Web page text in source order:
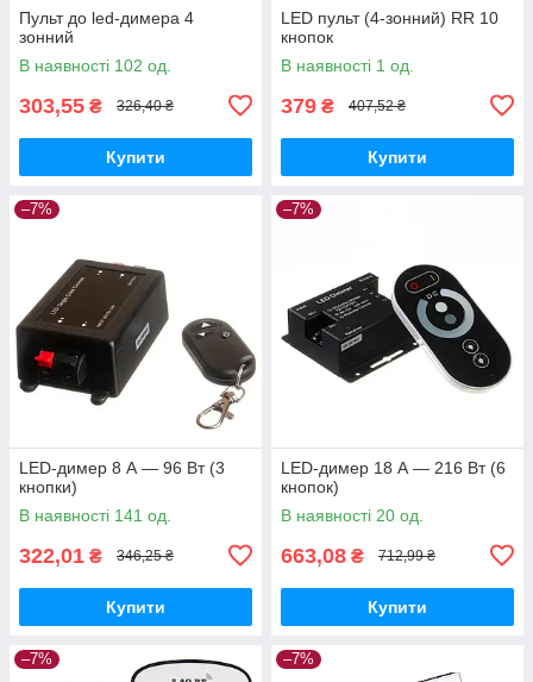
Пульт до led-димера 4
зонний
В наявності 102 од.
303,55 ₴ 326,40 ₴
Купити
LED пульт (4-зонний) RR 10
кнопок
В наявності 1 од.
379 ₴ 407,52 ₴
Купити
–7%
LED-димер 8 А — 96 Вт (3
кнопки)
В наявності 141 од.
322,01 ₴ 346,25 ₴
Купити
–7%
LED-димер 18 А — 216 Вт (6
кнопок)
В наявності 20 од.
663,08 ₴ 712,99 ₴
Купити
–7% –7%